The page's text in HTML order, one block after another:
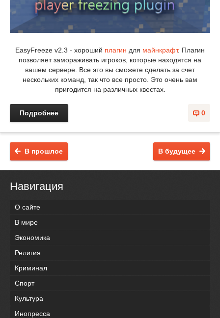
EasyFreeze v2.3 - хороший плагин для майнкрафт. Плагин
позволяет замораживать игроков, которые находятся на
вашем сервере. Все это вы сможете сделать за счет
нескольких команд, так что все просто. Это очень вам
пригодится на различных квестах.
0
Подробнее
В будущее
В прошлое
Навигация
О сайте
В мире
Экономика
Религия
Криминал
Спорт
Культура
Инопресса